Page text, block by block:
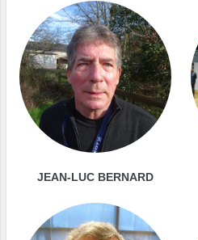
JEAN-LUC BERNARD